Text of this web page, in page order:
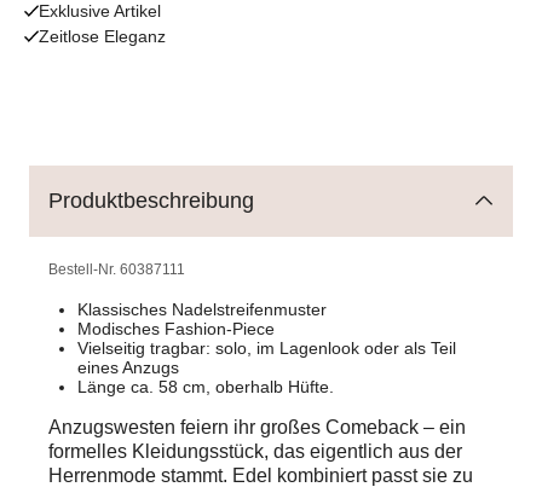
Exklusive Artikel
Zeitlose Eleganz
Produktbeschreibung
Bestell-Nr. 60387111
Klassisches Nadelstreifenmuster
Modisches Fashion-Piece
Vielseitig tragbar: solo, im Lagenlook oder als Teil
eines Anzugs
Länge ca. 58 cm, oberhalb Hüfte.
Anzugswesten feiern ihr großes Comeback – ein
formelles Kleidungsstück, das eigentlich aus der
Herrenmode stammt. Edel kombiniert passt sie zu